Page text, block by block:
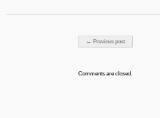
Post navigation
← Previous post
Comments are closed.